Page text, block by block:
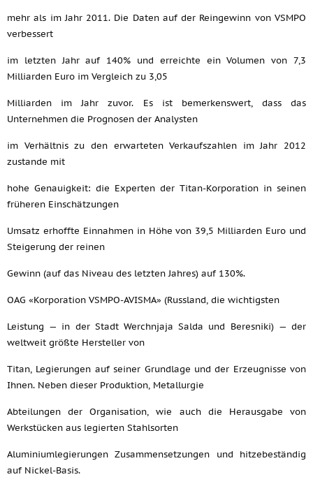
mehr als im Jahr 2011. Die Daten auf der Reingewinn von VSMPO
verbessert
im letzten Jahr auf 140% und erreichte ein Volumen von 7,3
Milliarden Euro im Vergleich zu 3,05
Milliarden im Jahr zuvor. Es ist bemerkenswert, dass das
Unternehmen die Prognosen der Analysten
im Verhältnis zu den erwarteten Verkaufszahlen im Jahr 2012
zustande mit
hohe Genauigkeit: die Experten der Titan-Korporation in seinen
früheren Einschätzungen
Umsatz erhoffte Einnahmen in Höhe von 39,5 Milliarden Euro und
Steigerung der reinen
Gewinn (auf das Niveau des letzten Jahres) auf 130%.
OAG «Korporation VSMPO-AVISMA» (Russland, die wichtigsten
Leistung — in der Stadt Werchnjaja Salda und Beresniki) — der
weltweit größte Hersteller von
Titan, Legierungen auf seiner Grundlage und der Erzeugnisse von
Ihnen. Neben dieser Produktion, Metallurgie
Abteilungen der Organisation, wie auch die Herausgabe von
Werkstücken aus legierten Stahlsorten
Aluminiumlegierungen Zusammensetzungen und hitzebeständig
auf Nickel-Basis.